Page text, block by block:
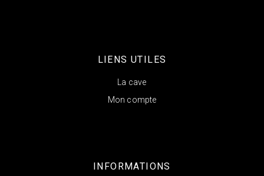
LIENS UTILES
La cave
Mon compte
INFORMATIONS